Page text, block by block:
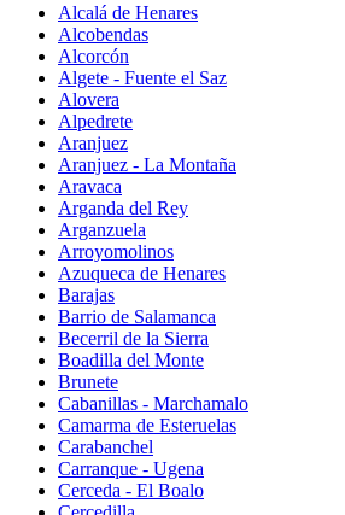
Alcalá de Henares
Alcobendas
Alcorcón
Algete - Fuente el Saz
Alovera
Alpedrete
Aranjuez
Aranjuez - La Montaña
Aravaca
Arganda del Rey
Arganzuela
Arroyomolinos
Azuqueca de Henares
Barajas
Barrio de Salamanca
Becerril de la Sierra
Boadilla del Monte
Brunete
Cabanillas - Marchamalo
Camarma de Esteruelas
Carabanchel
Carranque - Ugena
Cerceda - El Boalo